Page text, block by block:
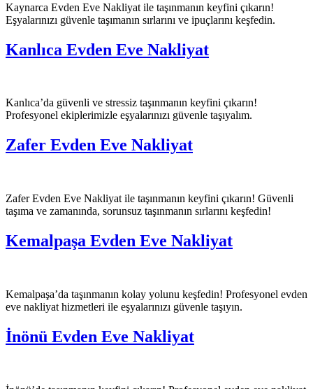
Kaynarca Evden Eve Nakliyat ile taşınmanın keyfini çıkarın!
Eşyalarınızı güvenle taşımanın sırlarını ve ipuçlarını keşfedin.
Kanlıca Evden Eve Nakliyat
Kanlıca’da güvenli ve stressiz taşınmanın keyfini çıkarın!
Profesyonel ekiplerimizle eşyalarınızı güvenle taşıyalım.
Zafer Evden Eve Nakliyat
Zafer Evden Eve Nakliyat ile taşınmanın keyfini çıkarın! Güvenli
taşıma ve zamanında, sorunsuz taşınmanın sırlarını keşfedin!
Kemalpaşa Evden Eve Nakliyat
Kemalpaşa’da taşınmanın kolay yolunu keşfedin! Profesyonel evden
eve nakliyat hizmetleri ile eşyalarınızı güvenle taşıyın.
İnönü Evden Eve Nakliyat